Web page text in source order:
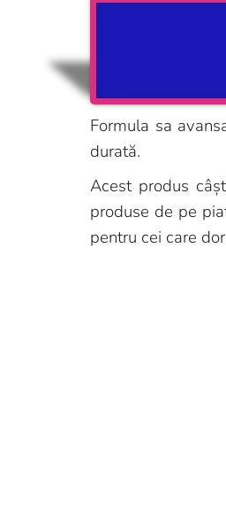
Formula sa
durată.
Acest produs
produse de pe
pentru cei care